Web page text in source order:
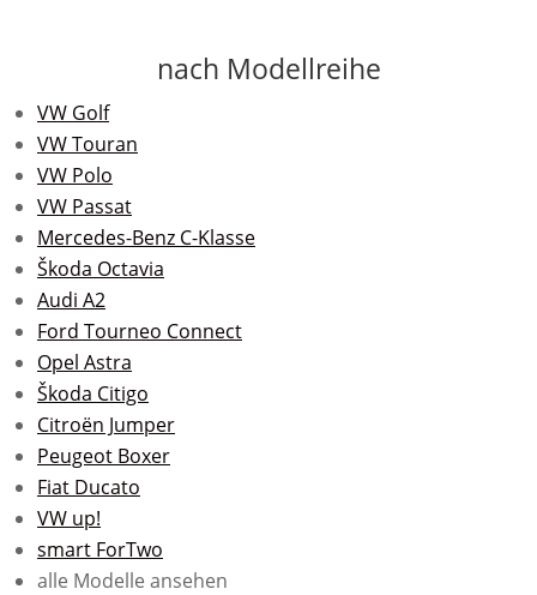
nach Modellreihe
VW Golf
VW Touran
VW Polo
VW Passat
Mercedes-Benz C-Klasse
Škoda Octavia
Audi A2
Ford Tourneo Connect
Opel Astra
Škoda Citigo
Citroën Jumper
Peugeot Boxer
Fiat Ducato
VW up!
smart ForTwo
alle Modelle ansehen